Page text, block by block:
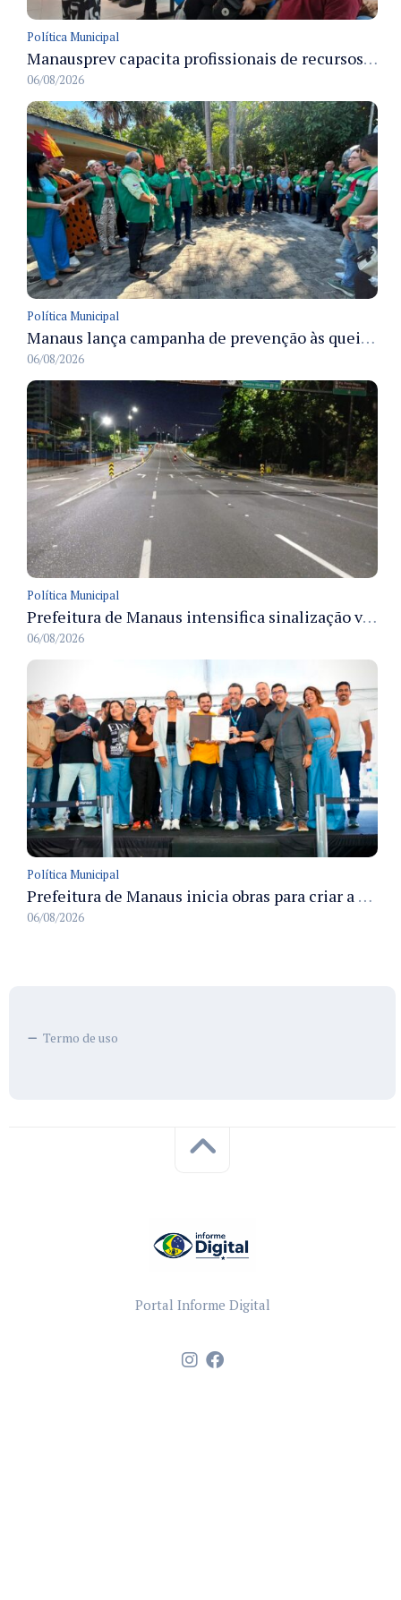
Política Municipal
Manausprev capacita profissionais de recursos humanos para agilizar concessão de aposentadorias no município
06/08/2026
Política Municipal
Manaus lança campanha de prevenção às queimadas no verão amazônico com comitê integrado
06/08/2026
Política Municipal
Prefeitura de Manaus intensifica sinalização viária em diversos bairros para organizar o trânsito e reduzir sinistros
06/08/2026
Política Municipal
Prefeitura de Manaus inicia obras para criar a primeira Rua Gastronômica de Manaus na Ferreira Pena
06/08/2026
Termo de uso
Portal Informe Digital